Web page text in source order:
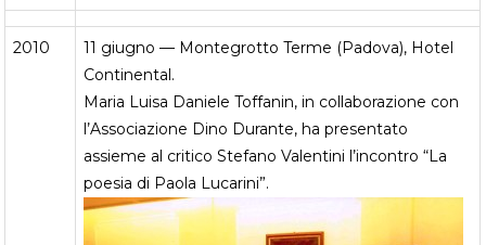
2010
11 giugno — Montegrotto Terme (Padova), Hotel
Continental.
Maria Luisa Daniele Toffanin, in collaborazione con
l’Associazione Dino Durante, ha presentato
assieme al critico Stefano Valentini l’incontro “La
poesia di Paola Lucarini”.